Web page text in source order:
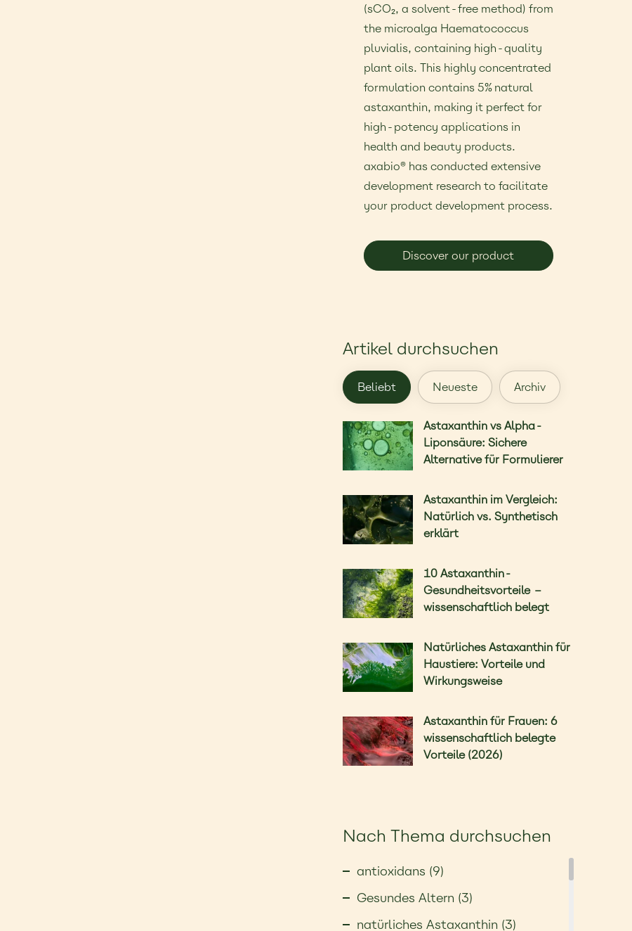
(sCO₂, a solvent-free method) from
the microalga Haematococcus
pluvialis, containing high-quality
plant oils. This highly concentrated
formulation contains 5% natural
astaxanthin, making it perfect for
high-potency applications in
health and beauty products.
axabio® has conducted extensive
development research to facilitate
your product development process.
Discover our product
Artikel durchsuchen
Beliebt Neueste Archiv
Astaxanthin vs Alpha-
Liponsäure: Sichere
Alternative für Formulierer
Astaxanthin im Vergleich:
Natürlich vs. Synthetisch
erklärt
10 Astaxanthin-
Gesundheitsvorteile –
wissenschaftlich belegt
Natürliches Astaxanthin für
Haustiere: Vorteile und
Wirkungsweise
Astaxanthin für Frauen: 6
wissenschaftlich belegte
Vorteile (2026)
Nach Thema durchsuchen
antioxidans (9)
Gesundes Altern (3)
natürliches Astaxanthin (3)